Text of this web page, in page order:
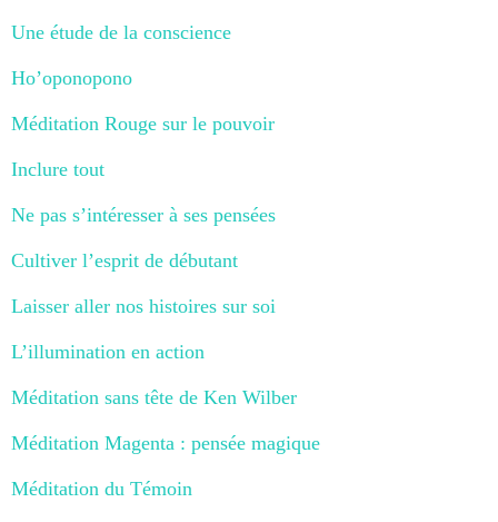
Une étude de la conscience
Ho’oponopono
Méditation Rouge sur le pouvoir
Inclure tout
Ne pas s’intéresser à ses pensées
Cultiver l’esprit de débutant
Laisser aller nos histoires sur soi
L’illumination en action
Méditation sans tête de Ken Wilber
Méditation Magenta : pensée magique
Méditation du Témoin